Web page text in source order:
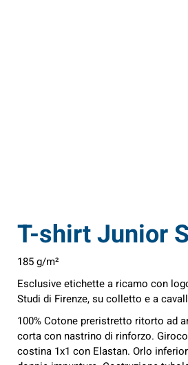
T-shirt Junior
185 g/m²
Esclusive etichette a ricamo con
Studi di Firenze, su colletto e a
100% Cotone preristretto ritorto ad
corta con nastrino di rinforzo.
costina 1x1 con Elastan. Orlo